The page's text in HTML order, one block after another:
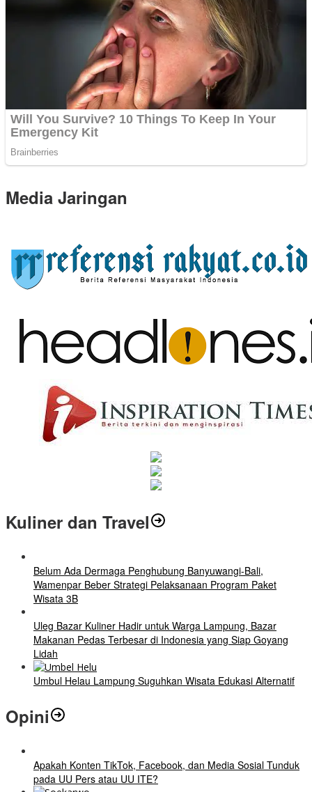
Media Jaringan
Kuliner dan Travel
Belum Ada Dermaga Penghubung Banyuwangi-Bali,
Wamenpar Beber Strategi Pelaksanaan Program Paket
Wisata 3B
Uleg Bazar Kuliner Hadir untuk Warga Lampung, Bazar
Makanan Pedas Terbesar di Indonesia yang Siap Goyang
Lidah
Umbul Helau Lampung Suguhkan Wisata Edukasi Alternatif
Opini
Apakah Konten TikTok, Facebook, dan Media Sosial Tunduk
pada UU Pers atau UU ITE?